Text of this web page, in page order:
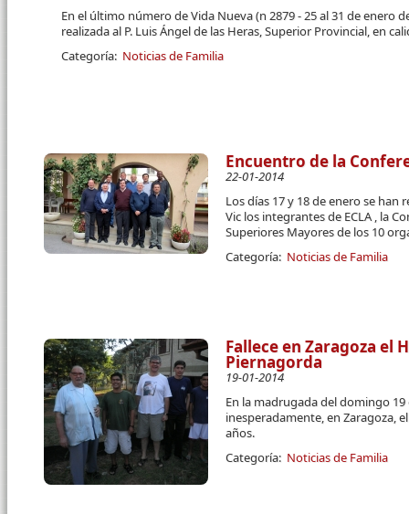
En el último número de Vida Nueva (n 2879 - 25 al 31 de enero
realizada al P. Luis Ángel de las Heras, Superior Provincial, en
Categoría: Noticias de Familia
Encuentro de la
22-01-2014
Los días 17 y 18 de enero se han
Vic los integrantes de ECLA , la
Superiores Mayores de los 10
Categoría: Noticias de Familia
Fallece en Zaragoza el
Piernagorda
19-01-2014
En la madrugada del domingo
inesperadamente, en Zaragoza,
años.
Categoría: Noticias de Familia